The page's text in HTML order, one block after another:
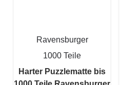
Ravensburger
1000 Teile
Harter Puzzlematte bis